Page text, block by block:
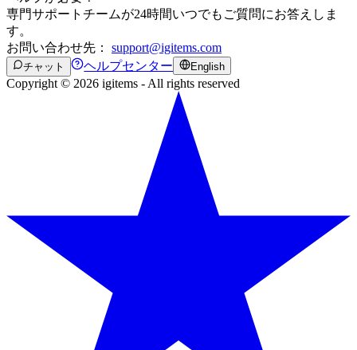
専門サポートチームが24時間いつでもご質問にお答えしま
す。
お問い合わせ先： support@igitems.com
チャット ヘルプセンター English
Copyright © 2026 igitems - All rights reserved